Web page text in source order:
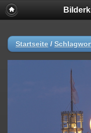
Startseite /